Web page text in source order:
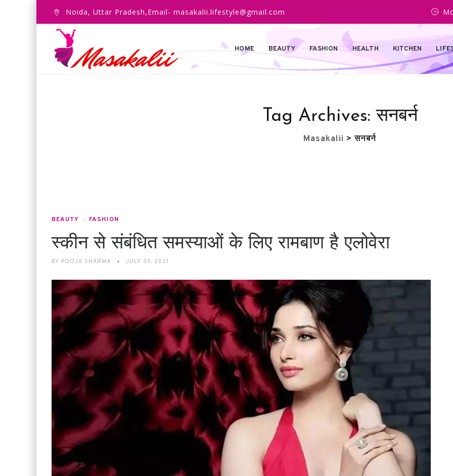
Noida, Uttar Pradesh,Email- masakalii.lifestyle@gmail.com
HOME BEAUTY FASHION HEALTH KITCHEN
Tag Archives:सनबर्न
Masakalii >सनबर्न
BEAUTY FASHION
स्कीन से संबंधित समस्याओं के लिए रामबाण है एलोवेरा
BY POOJA SHARMA JULY 20, 2021